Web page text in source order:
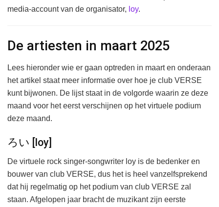
media-account van de organisator, loy.
De artiesten in maart 2025
Lees hieronder wie er gaan optreden in maart en onderaan
het artikel staat meer informatie over hoe je club VERSE
kunt bijwonen. De lijst staat in de volgorde waarin ze deze
maand voor het eerst verschijnen op het virtuele podium
deze maand.
ろい [loy]
De virtuele rock singer-songwriter loy is de bedenker en
bouwer van club VERSE, dus het is heel vanzelfsprekend
dat hij regelmatig op het podium van club VERSE zal
staan. Afgelopen jaar bracht de muzikant zijn eerste